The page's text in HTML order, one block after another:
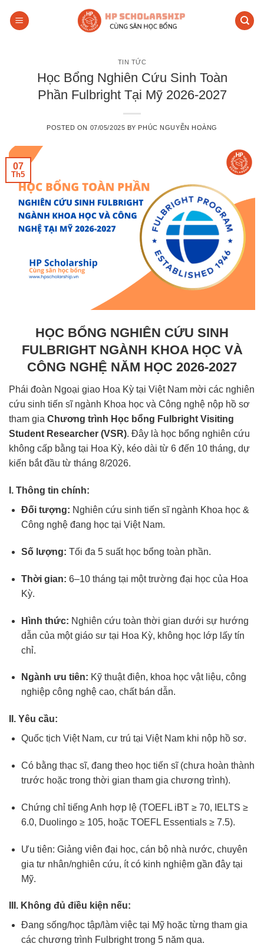
TIN TỨC
Học Bổng Nghiên Cứu Sinh Toàn
Phần Fulbright Tại Mỹ 2026-2027
POSTED ON 07/05/2025 BY PHÚC NGUYỄN HOÀNG
07
Th5
HỌC BỔNG NGHIÊN CỨU SINH
FULBRIGHT NGÀNH KHOA HỌC VÀ
CÔNG NGHỆ NĂM HỌC 2026-2027
Phái đoàn Ngoại giao Hoa Kỳ tại Việt Nam mời các nghiên
cứu sinh tiến sĩ ngành Khoa học và Công nghệ nộp hồ sơ
tham gia Chương trình Học bổng Fulbright Visiting
Student Researcher (VSR). Đây là học bổng nghiên cứu
không cấp bằng tại Hoa Kỳ, kéo dài từ 6 đến 10 tháng, dự
kiến bắt đầu từ tháng 8/2026.
I. Thông tin chính:
Đối tượng: Nghiên cứu sinh tiến sĩ ngành Khoa học &
Công nghệ đang học tại Việt Nam.
Số lượng: Tối đa 5 suất học bổng toàn phần.
Thời gian: 6–10 tháng tại một trường đại học của Hoa
Kỳ.
Hình thức: Nghiên cứu toàn thời gian dưới sự hướng
dẫn của một giáo sư tại Hoa Kỳ, không học lớp lấy tín
chỉ.
Ngành ưu tiên: Kỹ thuật điện, khoa học vật liệu, công
nghiệp công nghệ cao, chất bán dẫn.
II. Yêu cầu:
Quốc tịch Việt Nam, cư trú tại Việt Nam khi nộp hồ sơ.
Có bằng thạc sĩ, đang theo học tiến sĩ (chưa hoàn thành
trước hoặc trong thời gian tham gia chương trình).
Chứng chỉ tiếng Anh hợp lệ (TOEFL iBT ≥ 70, IELTS ≥
6.0, Duolingo ≥ 105, hoặc TOEFL Essentials ≥ 7.5).
Ưu tiên: Giảng viên đại học, cán bộ nhà nước, chuyên
gia tư nhân/nghiên cứu, ít có kinh nghiệm gần đây tại
Mỹ.
III. Không đủ điều kiện nếu:
Đang sống/học tập/làm việc tại Mỹ hoặc từng tham gia
các chương trình Fulbright trong 5 năm qua.